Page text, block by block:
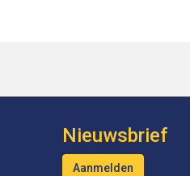
Nieuwsbrief
Aanmelden